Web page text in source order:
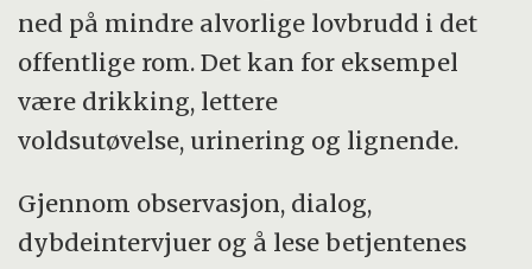
ned på mindre alvorlige lovbrudd i det
offentlige rom. Det kan for eksempel
være drikking, lettere
voldsutøvelse, urinering og lignende.
Gjennom observasjon, dialog,
dybdeintervjuer og å lese betjentenes